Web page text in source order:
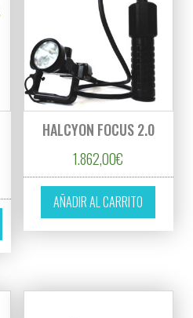
Rango de precios: desde 1.421,00€
Este producto tiene múltiples variantes.
HALCYON FOCUS 2.0
1.862,00€
AÑADIR AL CARRITO